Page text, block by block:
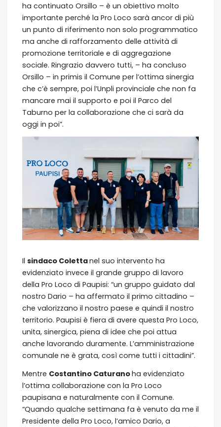
ha continuato Orsillo – è un obiettivo molto
importante perché la Pro Loco sarà ancor di più
un punto di riferimento non solo programmatico
ma anche di rafforzamento delle attività di
promozione territoriale e di aggregazione
sociale. Ringrazio davvero tutti, – ha concluso
Orsillo – in primis il Comune per l’ottima sinergia
che c’è sempre, poi l’Unpli provinciale che non fa
mancare mai il supporto e poi il Parco del
Taburno per la collaborazione che ci sarà da
oggi in poi”.
Il sindaco Colettanel suo intervento ha
evidenziato invece il grande gruppo di lavoro
della Pro Loco di Paupisi: “un gruppo guidato dal
nostro Dario – ha affermato il primo cittadino –
che valorizzano il nostro paese e quindi il nostro
territorio. Paupisi è fiera di avere questa Pro Loco,
unita, sinergica, piena di idee che poi attua
anche lavorando duramente. L’amministrazione
comunale ne è grata, così come tutti i cittadini”.
Mentre Costantino Caturanoha evidenziato
l’ottima collaborazione con la Pro Loco
paupisana e naturalmente con il Comune.
“Quando qualche settimana fa è venuto da me il
Presidente della Pro Loco, l’amico Dario, a